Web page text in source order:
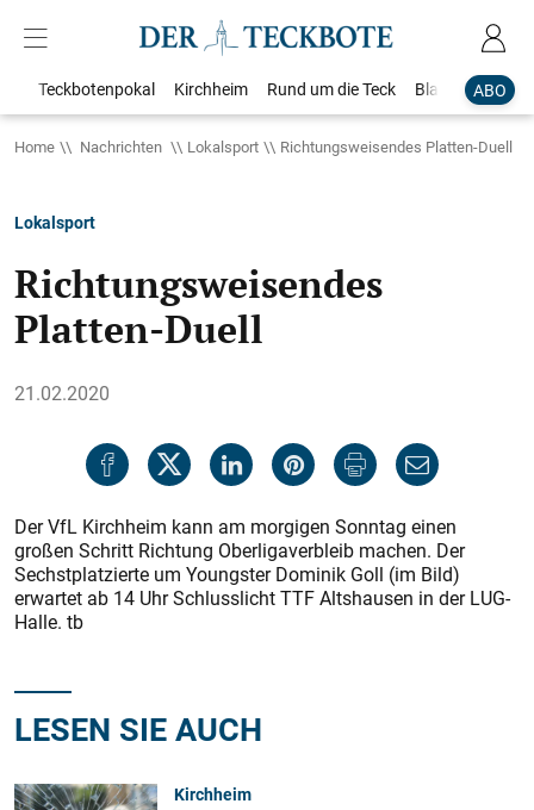
ABO
Teckbotenpokal Kirchheim Rund um die Teck Blaulicht
Home Nachrichten Lokalsport Richtungsweisendes Platten-Duell
Lokalsport
Richtungsweisendes
Platten-Duell
21.02.2020
Der VfL Kirchheim kann am morgigen Sonntag einen
großen Schritt Richtung Oberligaverbleib machen. Der
Sechstplatzierte um Youngster Dominik Goll (im Bild)
erwartet ab 14 Uhr Schlusslicht TTF Altshausen in der LUG-
Halle. tb
LESEN SIE AUCH
Kirchheim